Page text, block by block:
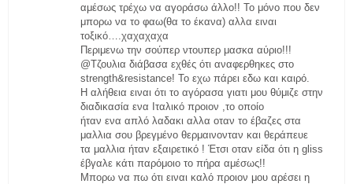
αμέσως τρέχω να αγοράσω άλλο!! Το μόνο που δεν
μπορω να το φαω(θα το έκανα) αλλα ειναι
τοξικό….χαχαχαχα
Περιμενω την σούπερ ντουπερ μασκα αύριο!!!
@Τζουλια διάβασα εχθές ότι αναφερθηκες στο
strength&resistance! Το εχω πάρει εδω και καιρό.
Η αλήθεια ειναι ότι το αγόρασα γιατι μου θύμιζε στην
διαδικασία ενα Ιταλικό προιον ,το οποίο
ήταν ενα απλό λαδακι αλλα οταν το έβαζες στα
μαλλια σου βρεγμένο θερμαινονταν και θεράπευε
τα μαλλια ήταν εξαιρετικό ! Έτσι οταν είδα ότι η gliss
έβγαλε κάτι παρόμοιο το πήρα αμέσως!!
Μπορω να πω ότι ειναι καλό προιον μου αρέσει η